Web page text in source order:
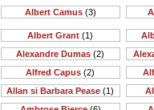
Albert Camus(3)
Albert Grant (1)
Alexandre Dumas (2)
Alfred Capus (2)
Allan si Barbara Pease (1)